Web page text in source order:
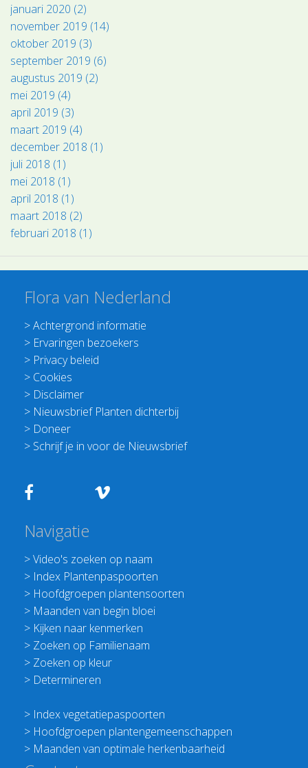
januari 2020 (2)
november 2019 (14)
oktober 2019 (3)
september 2019 (6)
augustus 2019 (2)
mei 2019 (4)
april 2019 (3)
maart 2019 (4)
december 2018 (1)
juli 2018 (1)
mei 2018 (1)
april 2018 (1)
maart 2018 (2)
februari 2018 (1)
Flora van Nederland
>Achtergrond informatie
> Ervaringen bezoekers
> Privacy beleid
> Cookies
> Disclaimer
> Nieuwsbrief Planten dichterbij
> Doneer
> Schrijf je in voor de Nieuwsbrief
Navigatie
>Video's zoeken op naam
> Index Plantenpaspoorten
> Hoofdgroepen plantensoorten
> Maanden van begin bloei
> Kijken naar kenmerken
> Zoeken op Familienaam
> Zoeken op kleur
> Determineren
> Index vegetatiepaspoorten
> Hoofdgroepen plantengemeenschappen
> Maanden van optimale herkenbaarheid